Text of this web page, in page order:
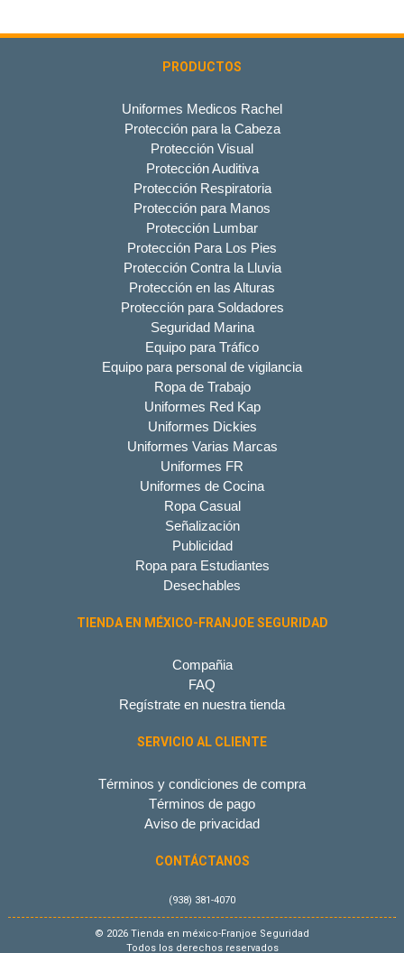
PRODUCTOS
Uniformes Medicos Rachel
Protección para la Cabeza
Protección Visual
Protección Auditiva
Protección Respiratoria
Protección para Manos
Protección Lumbar
Protección Para Los Pies
Protección Contra la Lluvia
Protección en las Alturas
Protección para Soldadores
Seguridad Marina
Equipo para Tráfico
Equipo para personal de vigilancia
Ropa de Trabajo
Uniformes Red Kap
Uniformes Dickies
Uniformes Varias Marcas
Uniformes FR
Uniformes de Cocina
Ropa Casual
Señalización
Publicidad
Ropa para Estudiantes
Desechables
TIENDA EN MÉXICO-FRANJOE SEGURIDAD
Compañia
FAQ
Regístrate en nuestra tienda
SERVICIO AL CLIENTE
Términos y condiciones de compra
Términos de pago
Aviso de privacidad
CONTÁCTANOS
(938) 381-4070
© 2026 Tienda en méxico-Franjoe Seguridad
Todos los derechos reservados